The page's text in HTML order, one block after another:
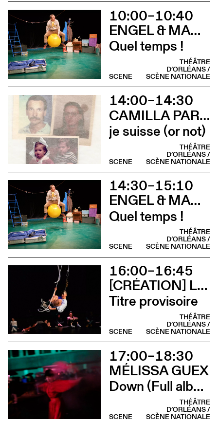
10:00–10:40
ENGEL & MAGORRIAN
Quel temps !
THÉÂTRE
D’ORLÉANS /
SCÈNE NATIONALE
SCENE
14:00–14:30
CAMILLA PARINI
je suisse (or not)
THÉÂTRE
D’ORLÉANS /
SCÈNE NATIONALE
SCENE
14:30–15:10
ENGEL & MAGORRIAN
Quel temps !
THÉÂTRE
D’ORLÉANS /
SCÈNE NATIONALE
SCENE
16:00–16:45
[CRÉATION] LILI PARSON
Titre provisoire
THÉÂTRE
D’ORLÉANS /
SCÈNE NATIONALE
SCENE
17:00–18:30
MÉLISSA GUEX
Down (Full album)
THÉÂTRE
D’ORLÉANS /
SCÈNE NATIONALE
SCENE